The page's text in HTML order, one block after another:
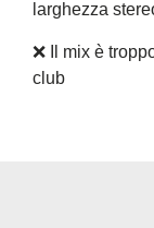
larghezza
❌ Il mix è
club